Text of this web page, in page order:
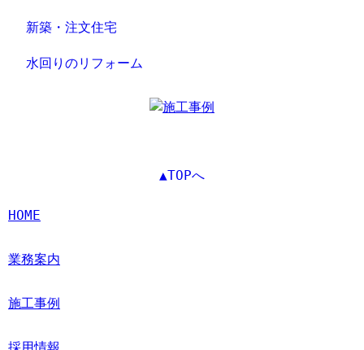
新築・注文住宅
水回りのリフォーム
▲TOPへ
HOME
業務案内
施工事例
採用情報